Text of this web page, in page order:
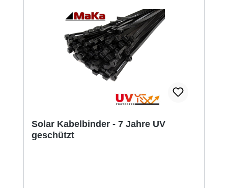
Solar Kabelbinder - 7 Jahre UV
geschützt